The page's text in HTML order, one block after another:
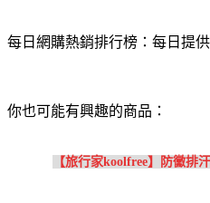
每日網購熱銷排行榜：每日提
你也可能有興趣的商品：
【旅行家koolfree】防黴排